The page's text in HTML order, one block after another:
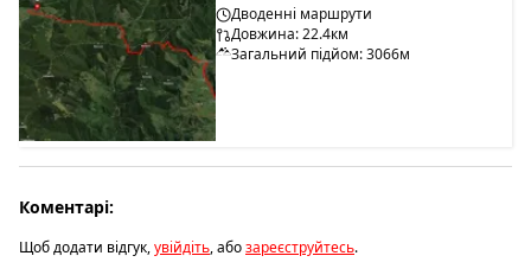
Дводенні маршрути
Довжина: 22.4км
Загальний підйом: 3066м
Коментарі:
Щоб додати відгук,увійдіть, абозареєструйтесь.